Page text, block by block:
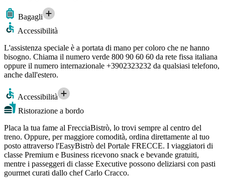
Bagagli
Accessibilità
L'assistenza speciale è a portata di mano per coloro che ne hanno
bisogno. Chiama il numero verde 800 90 60 60 da rete fissa italiana
oppure il numero internazionale +3902323232 da qualsiasi telefono,
anche dall'estero.
Accessibilità
Ristorazione a bordo
Placa la tua fame al FrecciaBistrò, lo trovi sempre al centro del
treno. Oppure, per maggiore comodità, ordina direttamente al tuo
posto attraverso l'EasyBistrò del Portale FRECCE. I viaggiatori di
classe Premium e Business ricevono snack e bevande gratuiti,
mentre i passeggeri di classe Executive possono deliziarsi con pasti
gourmet curati dallo chef Carlo Cracco.